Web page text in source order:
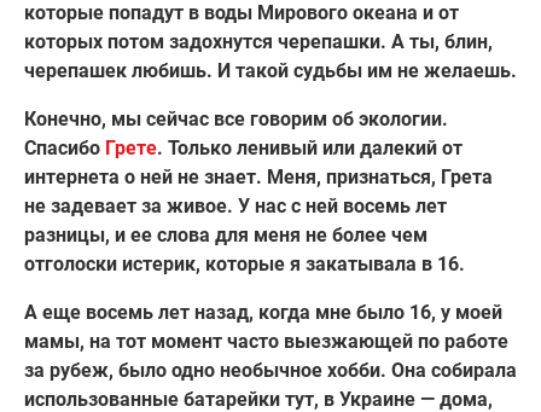
которые попадут в воды Мирового океана и от
которых потом задохнутся черепашки. А ты, блин,
черепашек любишь. И такой судьбы им не желаешь.
Конечно, мы сейчас все говорим об экологии.
Спасибо Грете. Только ленивый или далекий от
интернета о ней не знает. Меня, признаться, Грета
не задевает за живое. У нас с ней восемь лет
разницы, и ее слова для меня не более чем
отголоски истерик, которые я закатывала в 16.
А еще восемь лет назад, когда мне было 16, у моей
мамы, на тот момент часто выезжающей по работе
за рубеж, было одно необычное хобби. Она собирала
использованные батарейки тут, в Украине — дома,